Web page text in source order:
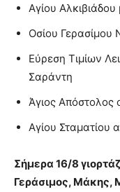
Αγίου
Οσίου Γερασίμου
Εύρεση Τιμίων
Σαράντη
Άγιος Απόστολος
Αγίου Σταματίου
Σήμερα 16/8
Γεράσιμος, Μάκης,